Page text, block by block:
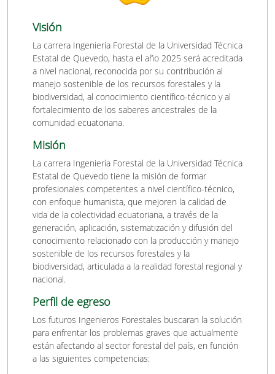
Visión
La carrera Ingeniería Forestal de la Universidad Técnica
Estatal de Quevedo, hasta el año 2025 será acreditada
a nivel nacional, reconocida por su contribución al
manejo sostenible de los recursos forestales y la
biodiversidad, al conocimiento científico-técnico y al
fortalecimiento de los saberes ancestrales de la
comunidad ecuatoriana.
Misión
La carrera Ingeniería Forestal de la Universidad Técnica
Estatal de Quevedo tiene la misión de formar
profesionales competentes a nivel científico-técnico,
con enfoque humanista, que mejoren la calidad de
vida de la colectividad ecuatoriana, a través de la
generación, aplicación, sistematización y difusión del
conocimiento relacionado con la producción y manejo
sostenible de los recursos forestales y la
biodiversidad, articulada a la realidad forestal regional y
nacional.
Perfil de egreso
Los futuros Ingenieros Forestales buscaran la solución
para enfrentar los problemas graves que actualmente
están afectando al sector forestal del país, en función
a las siguientes competencias: